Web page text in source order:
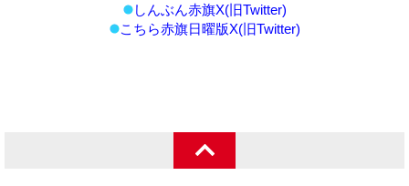
しんぶん赤旗X(旧Twitter)
こちら赤旗日曜版X(旧Twitter)